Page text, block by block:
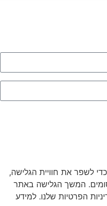
כדי לשפר את חוויית הגלישה,
המשך הגלישה באתר
הפרטיות שלנו. למידע